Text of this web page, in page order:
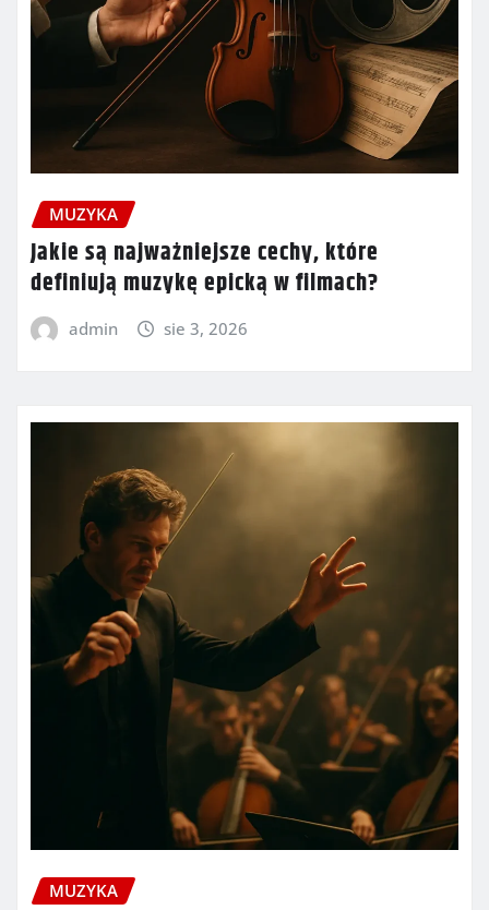
MUZYKA
Jakie są najważniejsze cechy, które
definiują muzykę epicką w filmach?
admin sie 3, 2026
MUZYKA